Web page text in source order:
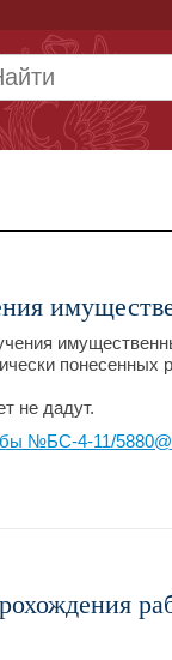
понесенных
не дадут.
№БС-4-11/5880@